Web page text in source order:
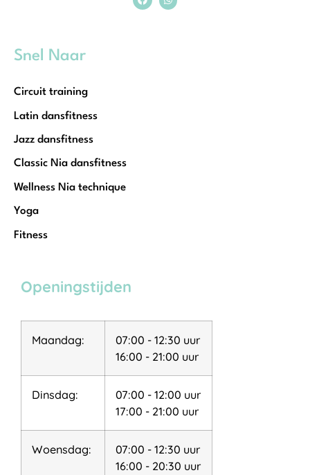
Snel Naar
Circuit training
Latin dansfitness
Jazz dansfitness
Classic Nia dansfitness
Wellness Nia technique
Yoga
Fitness
Openingstijden
Maandag:
07:00 - 12:30 uur
16:00 - 21:00 uur
Dinsdag:
07:00 - 12:00 uur
17:00 - 21:00 uur
Woensdag:
07:00 - 12:30 uur
16:00 - 20:30 uur